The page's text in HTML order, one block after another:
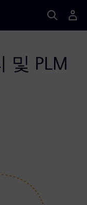
및 PLM